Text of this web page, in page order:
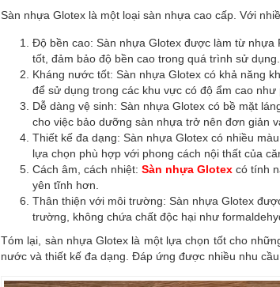
Sàn nhựa Glotex là một loại sàn nhựa cao cấp. Với
Độ bền cao: Sàn nhựa Glotex được làm từ nhựa
tốt, đảm bảo độ bền cao trong quá trình sử dụng.
Kháng nước tốt: Sàn nhựa Glotex có khả năng
để sử dụng trong các khu vực có độ ẩm cao
Dễ dàng vệ sinh: Sàn nhựa Glotex có bề mặt
cho việc bảo dưỡng sàn nhựa trở nên đơn giản
Thiết kế đa dạng: Sàn nhựa Glotex có nhiều
lựa chọn phù hợp với phong cách nội thất của
Cách âm, cách nhiệt: Sàn nhựa Glotex có tính
yên tĩnh hơn.
Thân thiện với môi trường: Sàn nhựa Glotex
trường, không chứa chất độc hại như
Tóm lại, sàn nhựa Glotex là một lựa chọn tốt cho
nước và thiết kế đa dạng. Đáp ứng được nhiều nhu